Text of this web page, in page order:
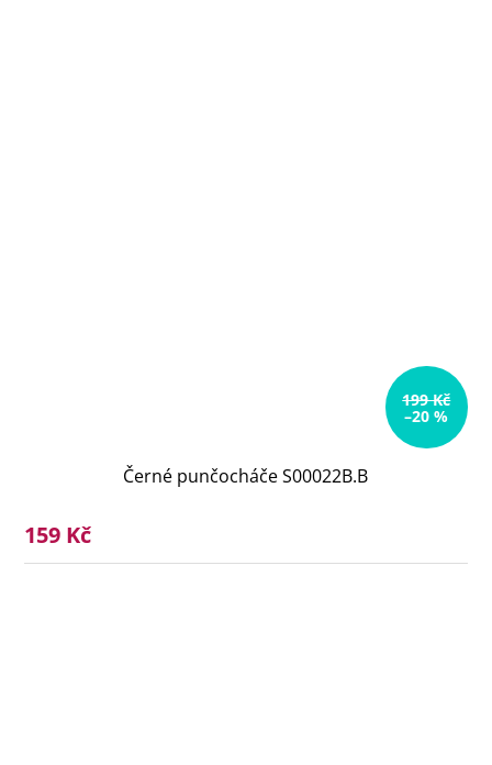
199 Kč
–20 %
Černé punčocháče S00022B.B
159 Kč